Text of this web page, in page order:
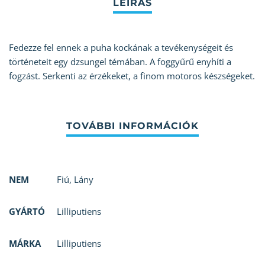
Fedezze fel ennek a puha kockának a tevékenységeit és
történeteit egy dzsungel témában. A foggyűrű enyhíti a
fogzást. Serkenti az érzékeket, a finom motoros készségeket.
NEM Fiú, Lány
GYÁRTÓ Lilliputiens
MÁRKA Lilliputiens